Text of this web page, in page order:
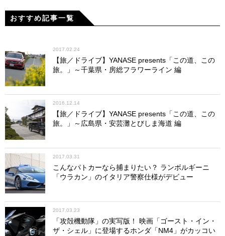
おすすめ記事一覧
2017.02.24
【旅／ドライブ】YANASE presents「この道、この
旅。」～千葉県・房総フラワーライン 編
2016.12.14
【旅／ドライブ】YANASE presents「この道、この
旅。」～広島県・安芸灘とびしま海道 編
2017.03.31
こんなパトカーなら捕まりたい？ ランボルギーニ
「ウラカン」のイタリア警察仕様がデビュー
2017.03.23
「攻殻機動隊」の実写版！ 映画「ゴースト・イン・
ザ・シェル」に登場するホンダ「NM4」がカッコい